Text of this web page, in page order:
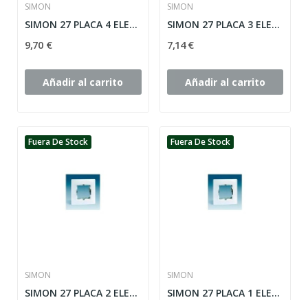
SIMON
SIMON 27 PLACA 4 ELEMENTOS ref: 27640-65
9,70 €
Añadir al carrito
SIMON
SIMON 27 PLACA 3 ELEMENTOS ref: 27630-65
7,14 €
Añadir al carrito
Fuera De Stock
SIMON
SIMON 27 PLACA 2 ELEMENTOS ref: 27620-65
Fuera De Stock
SIMON
SIMON 27 PLACA 1 ELEMENTO ref: 27601-65